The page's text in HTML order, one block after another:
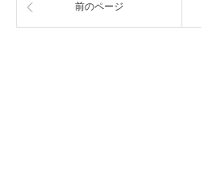
前のページ